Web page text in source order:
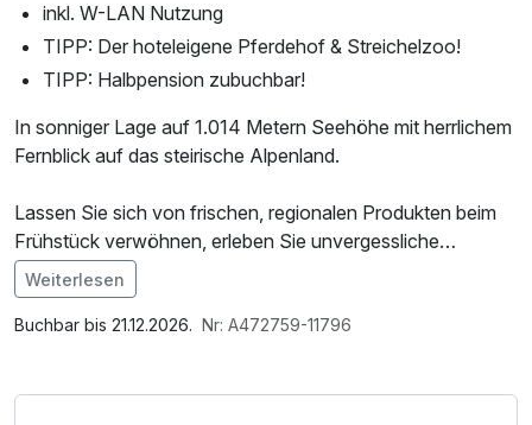
inkl. W-LAN Nutzung
TIPP: Der hoteleigene Pferdehof & Streichelzoo!
TIPP: Halbpension zubuchbar!
In sonniger Lage auf 1.014 Metern Seehöhe mit herrlichem
Fernblick auf das steirische Alpenland.
Lassen Sie sich von frischen, regionalen Produkten beim
Frühstück verwöhnen, erleben Sie unvergessliche
Erlebnisse bei den zahlreichen Möglichkeiten, die die
Region zu bieten hat, und entspannen Sie im
Wellnessbereich.
Im Angebot enthalten
1 Flasche Mineralwasser, Saunabenutzung, Saunatuch,
Weiterlesen
Buchbar bis 21.12.2026. Nr: A472759-11796